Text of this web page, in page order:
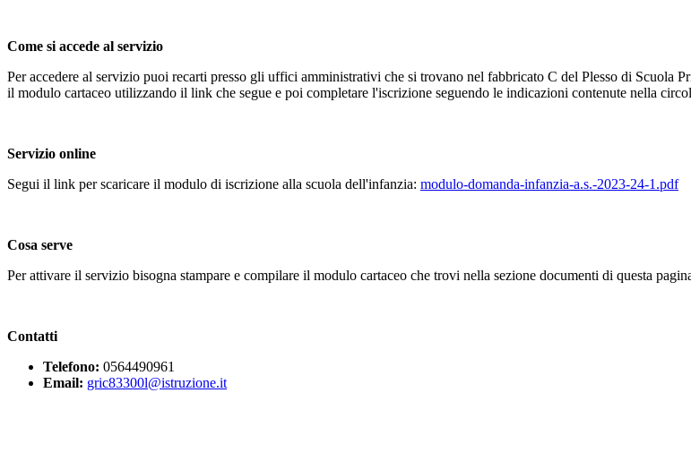
Come si accede al servizio
Per accedere al servizio puoi recarti presso gli uffici amministrativi che si trovano nel fabbricato C del Plesso di Scuola
il modulo cartaceo utilizzando il link che segue e poi completare l'iscrizione seguendo le indicazioni contenute nella
Servizio online
Segui il link per scaricare il modulo di iscrizione alla scuola dell'infanzia: modulo-domanda-infanzia-a.s.-2023-24-1.pdf
Cosa serve
Per attivare il servizio bisogna stampare e compilare il modulo cartaceo che trovi nella sezione documenti di questa
Contatti
Telefono: 0564490961
Email: gric83300l@istruzione.it